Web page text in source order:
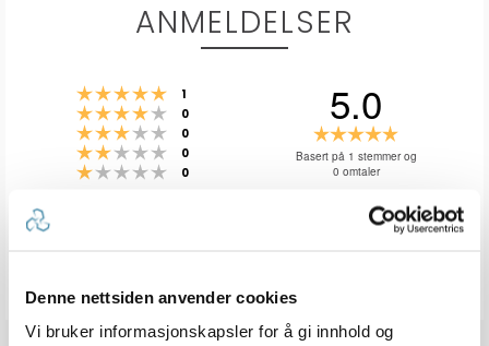
Denne nettsiden anvender cookies
Vi bruker informasjonskapsler for å gi innhold og
ANMELDELSER
Karakter: 5 av 5 mulige
1
Karakter: 4 av 5 mulige
0
Karakter: 3 av 5 mulige
0
Karakter: 2 av 5 mulige
0
Karakter: 1 av 5 mulige
0
5.0
5.0
mulige
Basert på 1 stemmer og
0 omtaler